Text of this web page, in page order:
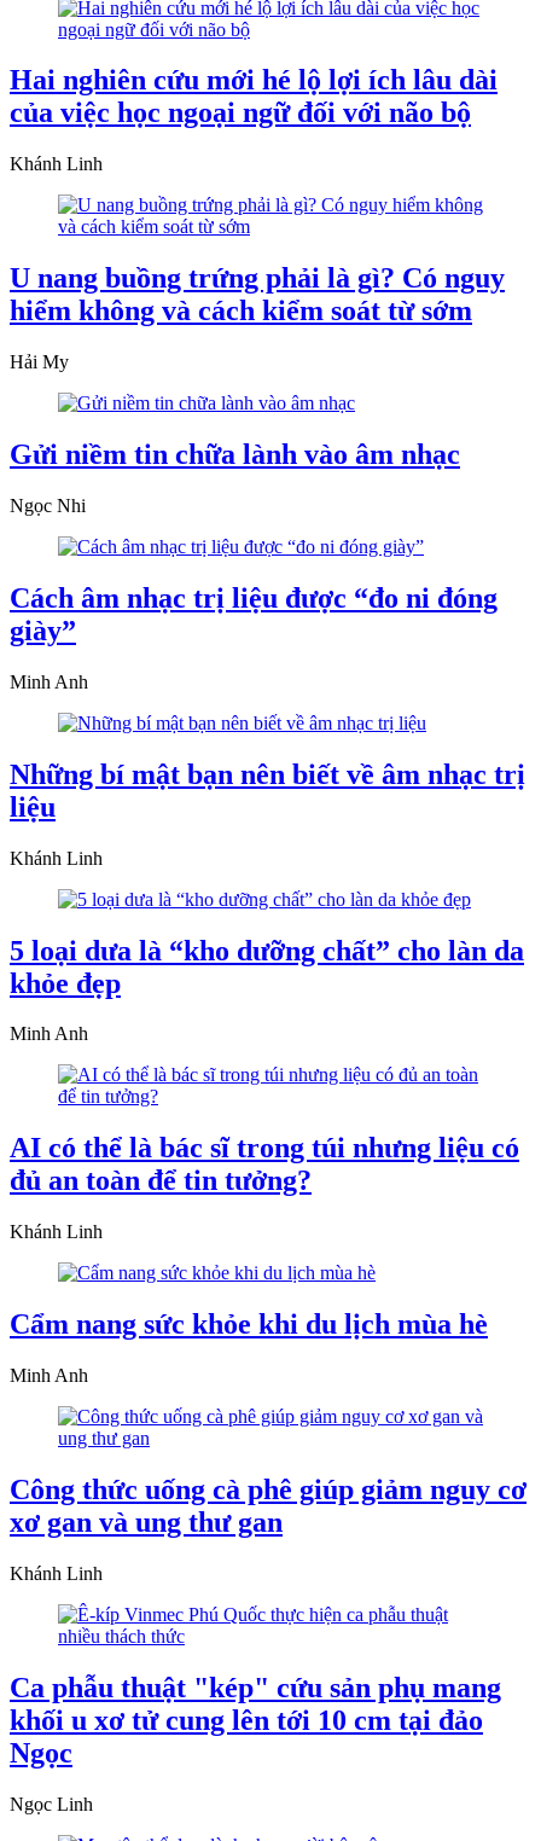
Hai nghiên cứu mới hé lộ lợi ích lâu dài
của việc học ngoại ngữ đối với não bộ
Khánh Linh
U nang buồng trứng phải là gì? Có nguy
hiểm không và cách kiểm soát từ sớm
Hải My
Gửi niềm tin chữa lành vào âm nhạc
Ngọc Nhi
Cách âm nhạc trị liệu được “đo ni đóng
giày”
Minh Anh
Những bí mật bạn nên biết về âm nhạc trị
liệu
Khánh Linh
5 loại dưa là “kho dưỡng chất” cho làn da
khỏe đẹp
Minh Anh
AI có thể là bác sĩ trong túi nhưng liệu có
đủ an toàn để tin tưởng?
Khánh Linh
Cẩm nang sức khỏe khi du lịch mùa hè
Minh Anh
Công thức uống cà phê giúp giảm nguy cơ
xơ gan và ung thư gan
Khánh Linh
Ca phẫu thuật "kép" cứu sản phụ mang
khối u xơ tử cung lên tới 10 cm tại đảo
Ngọc
Ngọc Linh